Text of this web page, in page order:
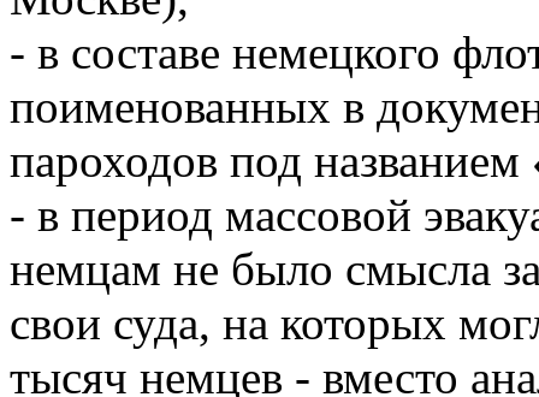
- в составе немецкого
поименованных в
пароходов под
- в период массовой
немцам не было смысла
свои суда, на которых
тысяч немцев - вместо